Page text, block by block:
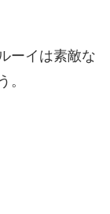
ーイは素敵な
。